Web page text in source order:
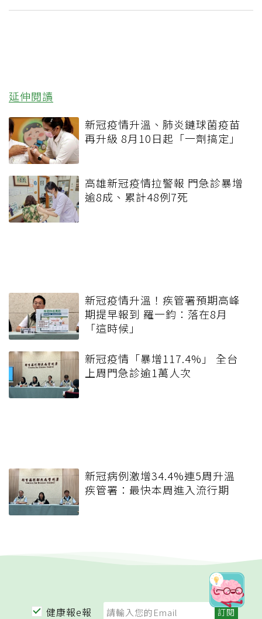
延伸閱讀
新冠疫情升溫、肺炎鏈球菌疫苗
再升級 8月10日起「一劑搞定」
高雄新冠疫情拉警報 門急診暴增
逾8成、累計48例7死
新冠疫情升溫！疾管署預期高峰
期提早報到 羅一鈞：落在8月
「這時候」
新冠疫情「暴增117.4%」 全台
上周門急診逾1萬人次
新冠病例激增34.4%連5周升溫
疾管署：最快本周進入流行期
健康報e報